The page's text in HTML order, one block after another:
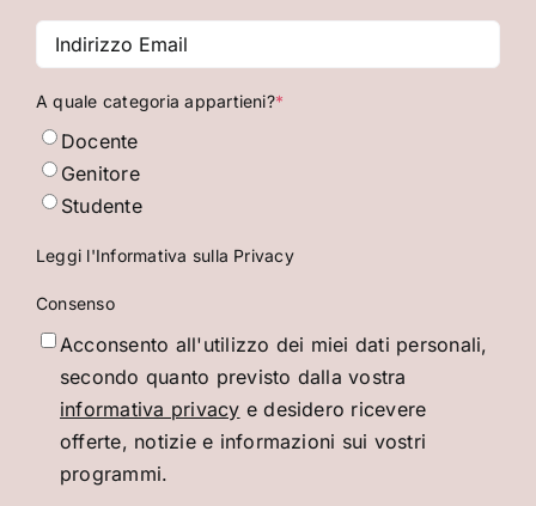
Indirizzo
Email*
A quale categoria appartieni?*
Docente
Genitore
Studente
Leggi l'Informativa sulla Privacy
Consenso
Acconsento all'utilizzo dei miei dati personali,
secondo quanto previsto dalla vostra
informativa privacy e desidero ricevere
offerte, notizie e informazioni sui vostri
programmi.